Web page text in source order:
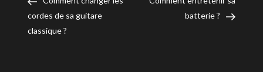
de
cordes de sa guitare
classique ?
batterie ?